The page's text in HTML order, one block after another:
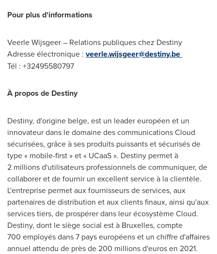
Pour plus d'informations
Veerle Wijsgeer – Relations publiques chez Destiny
Adresse électronique : veerle.wijsgeer@destiny.be
Tél : +32495580797
À propos de Destiny
Destiny, d'origine belge, est un leader européen et un
innovateur dans le domaine des communications Cloud
sécurisées, grâce à ses produits puissants et sécurisés de
type « mobile-first » et « UCaaS ». Destiny permet à
2 millions d'utilisateurs professionnels de communiquer, de
collaborer et de fournir un excellent service à la clientèle.
L'entreprise permet aux fournisseurs de services, aux
partenaires de distribution et aux clients finaux, ainsi qu'aux
services tiers, de prospérer dans leur écosystème Cloud.
Destiny, dont le siège social est à Bruxelles, compte
700 employés dans 7 pays européens et un chiffre d'affaires
annuel attendu de près de 200 millions d'euros en 2021.